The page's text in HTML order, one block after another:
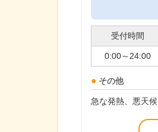
受付時間
0:00～24:00
その他
急な発熱、悪天